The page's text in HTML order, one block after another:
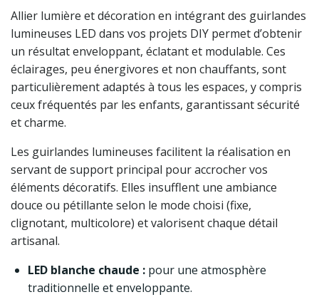
Allier lumière et décoration en intégrant des guirlandes
lumineuses LED dans vos projets DIY permet d’obtenir
un résultat enveloppant, éclatant et modulable. Ces
éclairages, peu énergivores et non chauffants, sont
particulièrement adaptés à tous les espaces, y compris
ceux fréquentés par les enfants, garantissant sécurité
et charme.
Les guirlandes lumineuses facilitent la réalisation en
servant de support principal pour accrocher vos
éléments décoratifs. Elles insufflent une ambiance
douce ou pétillante selon le mode choisi (fixe,
clignotant, multicolore) et valorisent chaque détail
artisanal.
LED blanche chaude : pour une atmosphère
traditionnelle et enveloppante.